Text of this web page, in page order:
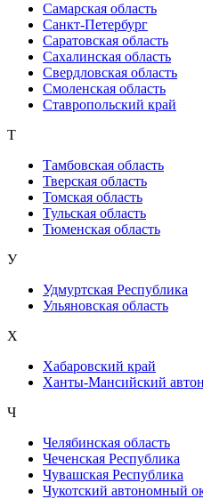
Самарская область
Санкт-Петербург
Саратовская область
Сахалинская область
Свердловская область
Смоленская область
Ставропольский край
Т
Тамбовская область
Тверская область
Томская область
Тульская область
Тюменская область
У
Удмуртская Республика
Ульяновская область
Х
Хабаровский край
Ханты-Мансийский
Ч
Челябинская область
Чеченская Республика
Чувашская Республика
Чукотский автономный